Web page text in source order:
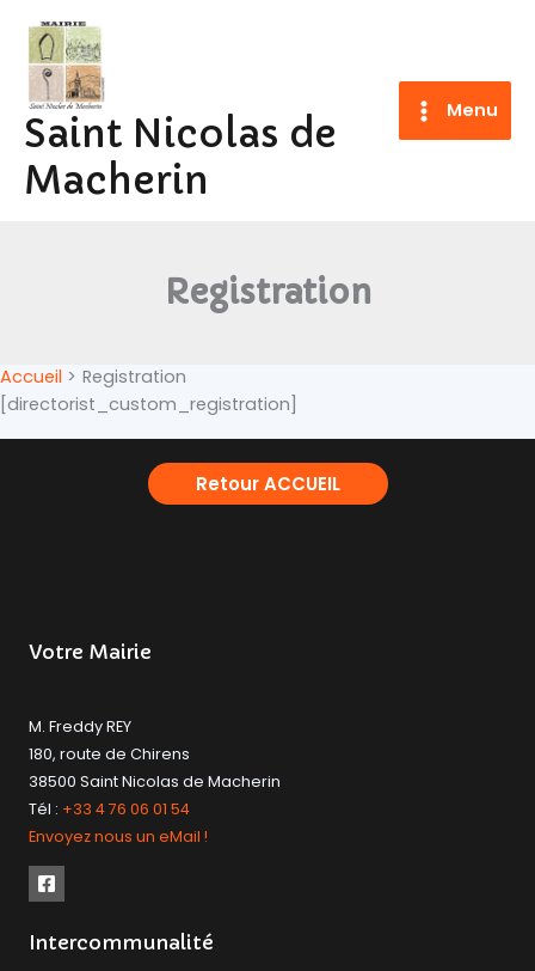
contenu
Saint Nicolas de
Macherin
Menu
Registration
Accueil
Registration
[directorist_custom_registration]
Retour ACCUEIL
Votre Mairie
M. Freddy REY
180, route de Chirens
38500 Saint Nicolas de Macherin
Tél : +33 4 76 06 01 54
Envoyez nous un eMail !
Intercommunalité